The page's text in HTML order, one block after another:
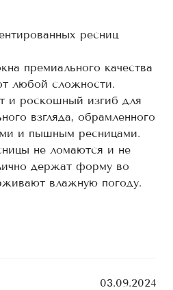
ресниц
премиального качества
любой сложности.
и роскошный изгиб для
взгляда, обрамленного
и пышным ресницами.
не ломаются и не
держат форму во
влажную погоду.
03.09.2024